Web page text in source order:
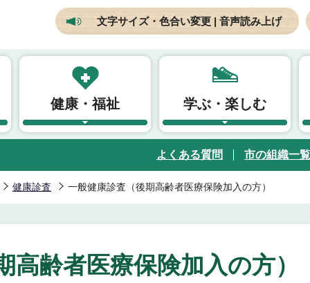
文字サイズ・色合い変更 | 音声読み上げ
健康・福祉 学ぶ・楽しむ
よくある質問 市の組織一覧
健康診査 一般健康診査（後期高齢者医療保険加入の方）
高齢者医療保険加入の方）